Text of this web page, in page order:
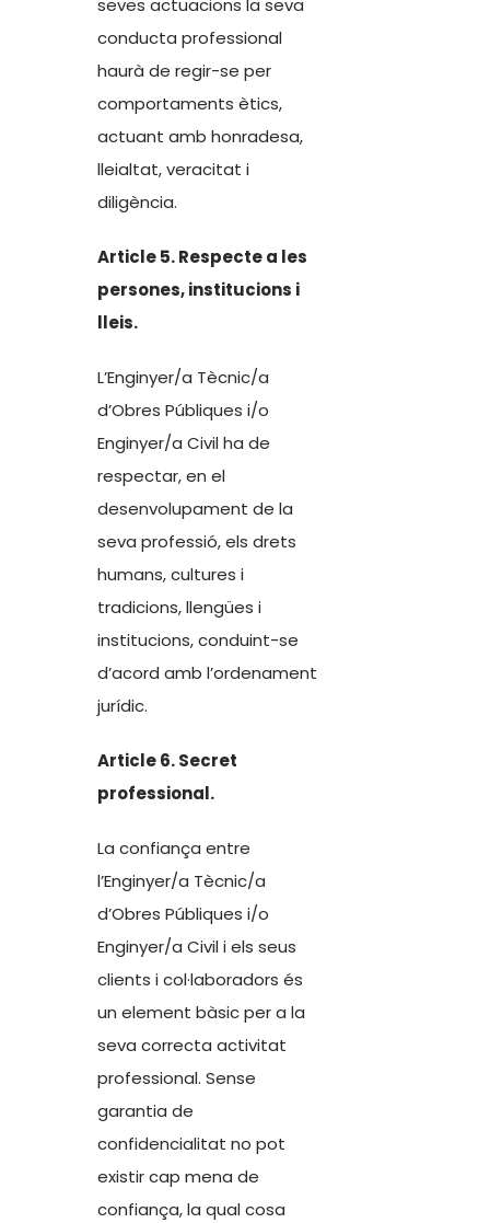
seves actuacions la seva
conducta professional
haurà de regir-se per
comportaments ètics,
actuant amb honradesa,
lleialtat, veracitat i
diligència.
Article 5. Respecte a les
persones, institucions i
lleis.
L’Enginyer/a Tècnic/a
d’Obres Públiques i/o
Enginyer/a Civil ha de
respectar, en el
desenvolupament de la
seva professió, els drets
humans, cultures i
tradicions, llengües i
institucions, conduint-se
d’acord amb l’ordenament
jurídic.
Article 6. Secret
professional.
La confiança entre
l’Enginyer/a Tècnic/a
d’Obres Públiques i/o
Enginyer/a Civil i els seus
clients i col·laboradors és
un element bàsic per a la
seva correcta activitat
professional. Sense
garantia de
confidencialitat no pot
existir cap mena de
confiança, la qual cosa